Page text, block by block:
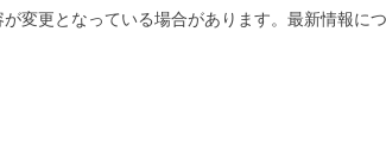
変更となっている場合があります。最新情報に